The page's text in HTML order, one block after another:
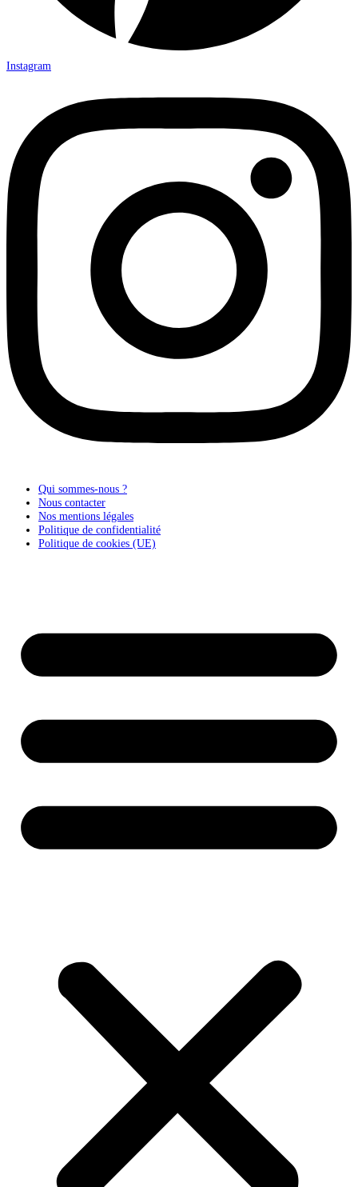
Instagram
Qui sommes-nous ?
Nous contacter
Nos mentions légales
Politique de confidentialité
Politique de cookies (UE)